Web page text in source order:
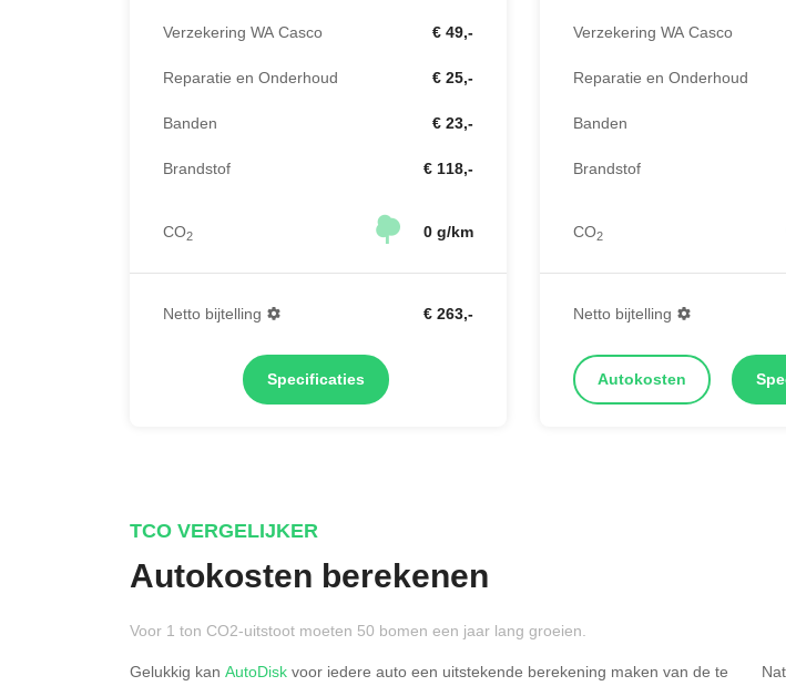
Verzekering WA Casco € 49,-
Reparatie en Onderhoud € 25,-
Banden € 23,-
Brandstof € 118,-
CO2 0 g/km
Netto bijtelling € 263,-
Specificaties
Verzekering WA Casco
Reparatie en Onderhoud
Banden
Brandstof
CO2
Netto bijtelling
Autokosten
TCO VERGELIJKER
Autokosten berekenen
Voor 1 ton CO2-uitstoot moeten 50 bomen een jaar lang groeien.
Gelukkig kan AutoDisk voor iedere auto een uitstekende berekening maken van de te